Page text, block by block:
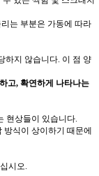
는 부분은 가동에 따라
하지 않습니다. 이 점 양
고, 확연하게 나타나는
현상들이 있습니다.
방식이 상이하기 때문에
시오.